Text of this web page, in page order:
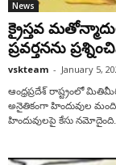
News
క్రైస్తవ
ప్రవర్తనను
vskteam - January 5,
ఆంధ్రప్రదేశ్ రాష్ట్రంలో
అనైతికంగా హిందువుల
హిందువులపై కేసు నమోదైంది.